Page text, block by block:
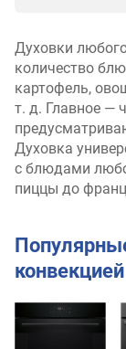
Духовки
количество
картофель,
т. д. Главное —
Духовка
с блюдами
пиццы до
конвекцией